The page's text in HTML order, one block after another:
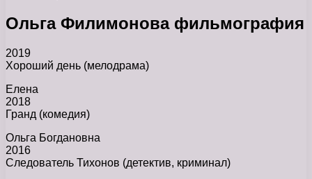
Ольга Филимонова фильмография
2019
Хороший день (мелодрама)
Елена
2018
Гранд (комедия)
Ольга Богдановна
2016
Следователь Тихонов (детектив, криминал)